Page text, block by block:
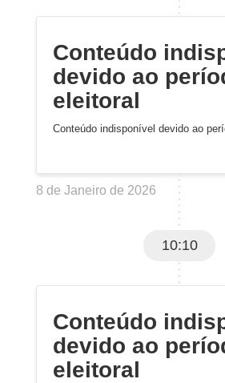
Conteúdo
devido ao
eleitoral
Conteúdo indisponível devido ao
8 de Janeiro de 2026
10:10
Conteúdo
devido ao
eleitoral